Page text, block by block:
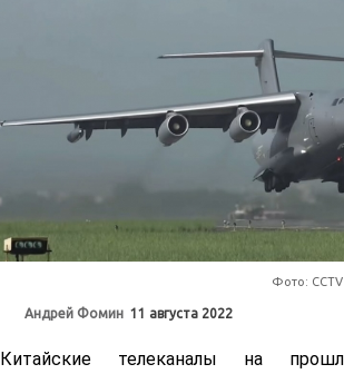
Фото: CCTV
Андрей Фомин 11 августа 2022
Китайские телеканалы на